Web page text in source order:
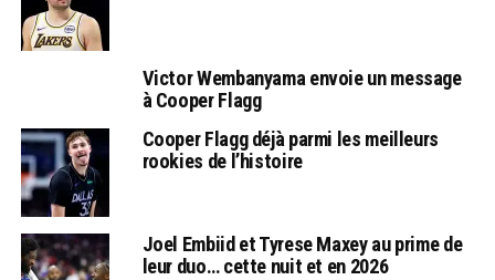
Victor Wembanyama envoie un message
à Cooper Flagg
Cooper Flagg déjà parmi les meilleurs
rookies de l’histoire
Joel Embiid et Tyrese Maxey au prime de
leur duo… cette nuit et en 2026